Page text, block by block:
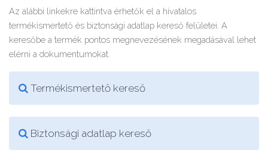
Az alábbi linkekre kattintva érhetők el a hivatalos
termékismertető és biztonsági adatlap kereső felületei. A
keresőbe a termék pontos megnevezésének megadásával lehet
elérni a dokumentumokat.
Termékismertető kereső
Biztonsági adatlap kereső